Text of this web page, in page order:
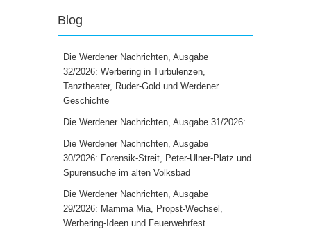
Blog
Die Werdener Nachrichten, Ausgabe
32/2026: Werbering in Turbulenzen,
Tanztheater, Ruder-Gold und Werdener
Geschichte
Die Werdener Nachrichten, Ausgabe 31/2026:
Die Werdener Nachrichten, Ausgabe
30/2026: Forensik-Streit, Peter-Ulner-Platz und
Spurensuche im alten Volksbad
Die Werdener Nachrichten, Ausgabe
29/2026: Mamma Mia, Propst-Wechsel,
Werbering-Ideen und Feuerwehrfest